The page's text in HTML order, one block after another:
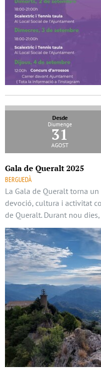
Desde
Diumenge
31
agost
Gala de Queralt 2025
BERGUEDÀ
La Gala de Queralt torna
devoció, cultura i activitat
de Queralt. Durant nou